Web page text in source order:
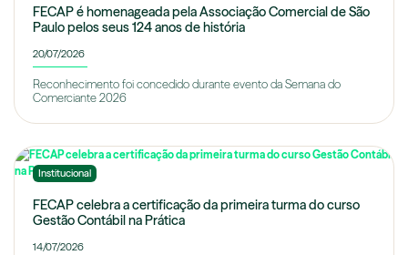
FECAP é homenageada pela Associação Comercial de São
Paulo pelos seus 124 anos de história
20/07/2026
Reconhecimento foi concedido durante evento da Semana do
Comerciante 2026
Institucional
FECAP celebra a certificação da primeira turma do curso
Gestão Contábil na Prática
14/07/2026